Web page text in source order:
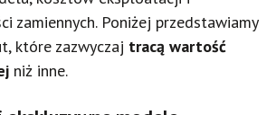
zamiennych. Poniżej przedstawiamy
które zazwyczaj tracą wartość
niż inne.